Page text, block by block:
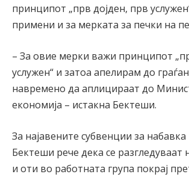
принципот „прв дојден, прв
примени и за мерката за печки на
– За овие мерки важи принципот
услужен“ и затоа апелирам до
навремено да аплицираат до
економија – истакна Бектеши.
За најавените субвенции за
Бектеши рече дека се разгледуваат
и оти во работната група покрај